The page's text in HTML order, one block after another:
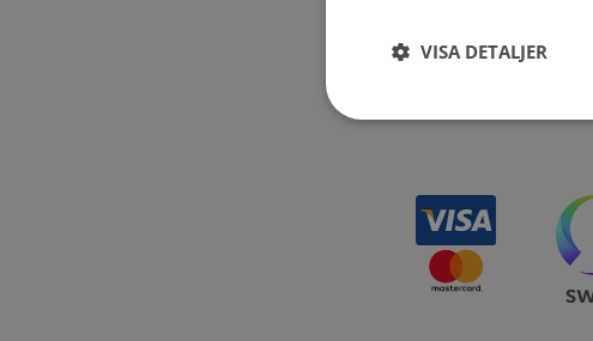
VISA DETALJER
Strikt